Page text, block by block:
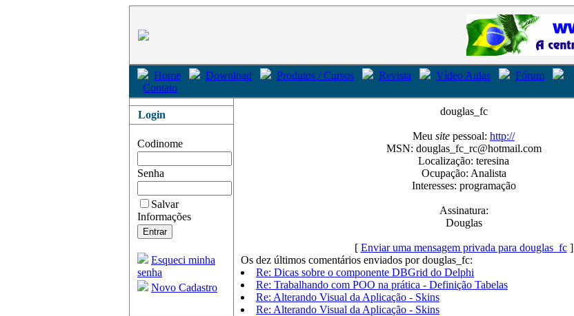
Home Download Produtos / Cursos Revista Vídeo Aulas
Fórum
Contato
Login
Codinome
Senha
Salvar
Informações
Esqueci minha
senha
Novo Cadastro
douglas_fc
Meu site pessoal: http://
MSN: douglas_fc_rc@hotmail.com
Localização: teresina
Ocupação: Analista
Interesses: programação
Assinatura:
Douglas
[ Enviar uma mensagem privada para douglas_fc]
Os dez últimos comentários enviados por douglas_fc:
Re: Dicas sobre o componente DBGrid do Delphi
Re: Trabalhando com POO na prática - Definição Tabelas
Re: Alterando Visual da Aplicação - Skins
Re: Alterando Visual da Aplicação - Skins